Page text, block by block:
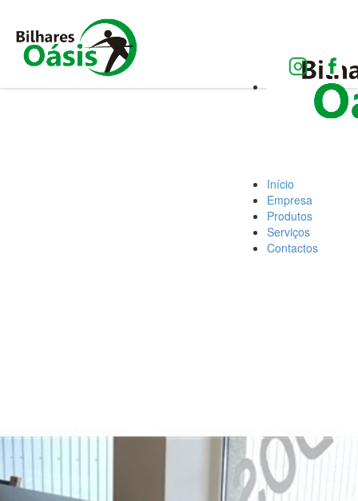
Início
Empresa
Produtos
Serviços
Contactos